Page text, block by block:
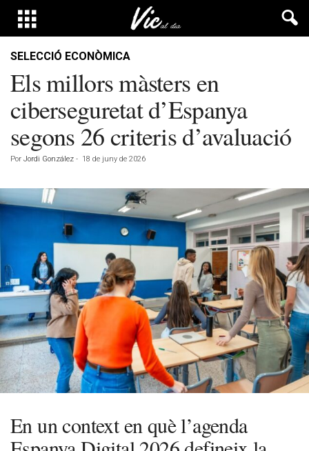
SELECCIÓ ECONÒMICA
Els millors màsters en
ciberseguretat d’Espanya
segons 26 criteris d’avaluació
Por Jordi González - 18 de juny de 2026
En un context en què l’agenda